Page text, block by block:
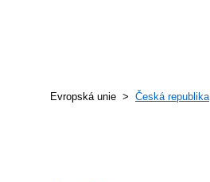
Evropská unie > Česká republika